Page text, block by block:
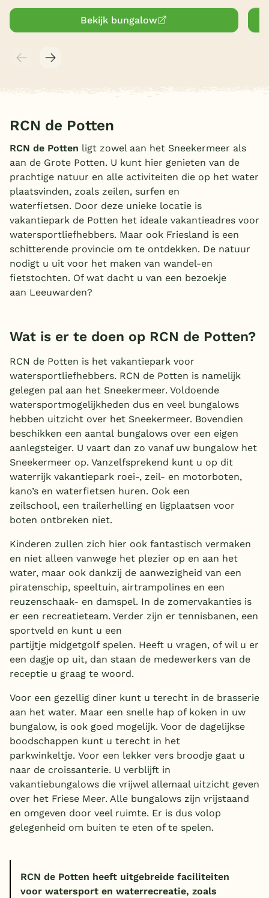
Onze e-boeken
Bekijk bungalow
RCN de Potten
RCN de Potten ligt zowel aan het Sneekermeer als
aan de Grote Potten. U kunt hier genieten van de
prachtige natuur en alle activiteiten die op het water
plaatsvinden, zoals zeilen, surfen en
waterfietsen. Door deze unieke locatie is
vakantiepark de Potten het ideale vakantieadres voor
watersportliefhebbers. Maar ook Friesland is een
schitterende provincie om te ontdekken. De natuur
nodigt u uit voor het maken van wandel-en
fietstochten. Of wat dacht u van een bezoekje
aan Leeuwarden?
Wat is er te doen op RCN de Potten?
RCN de Potten is het vakantiepark voor
watersportliefhebbers. RCN de Potten is namelijk
gelegen pal aan het Sneekermeer. Voldoende
watersportmogelijkheden dus en veel bungalows
hebben uitzicht over het Sneekermeer. Bovendien
beschikken een aantal bungalows over een eigen
aanlegsteiger. U vaart dan zo vanaf uw bungalow het
Sneekermeer op. Vanzelfsprekend kunt u op dit
waterrijk vakantiepark roei-, zeil- en motorboten,
kano’s en waterfietsen huren. Ook een
zeilschool, een trailerhelling en ligplaatsen voor
boten ontbreken niet.
Kinderen zullen zich hier ook fantastisch vermaken
en niet alleen vanwege het plezier op en aan het
water, maar ook dankzij de aanwezigheid van een
piratenschip, speeltuin, airtrampolines en een
reuzenschaak- en damspel. In de zomervakanties is
er een recreatieteam. Verder zijn er tennisbanen, een
sportveld en kunt u een
partijtje midgetgolf spelen. Heeft u vragen, of wil u er
een dagje op uit, dan staan de medewerkers van de
receptie u graag te woord.
Voor een gezellig diner kunt u terecht in de brasserie
aan het water. Maar een snelle hap of koken in uw
bungalow, is ook goed mogelijk. Voor de dagelijkse
boodschappen kunt u terecht in het
parkwinkeltje. Voor een lekker vers broodje gaat u
naar de croissanterie. U verblijft in
vakantiebungalows die vrijwel allemaal uitzicht geven
over het Friese Meer. Alle bungalows zijn vrijstaand
en omgeven door veel ruimte. Er is dus volop
gelegenheid om buiten te eten of te spelen.
RCN de Potten heeft uitgebreide faciliteiten
voor watersport en waterrecreatie, zoals